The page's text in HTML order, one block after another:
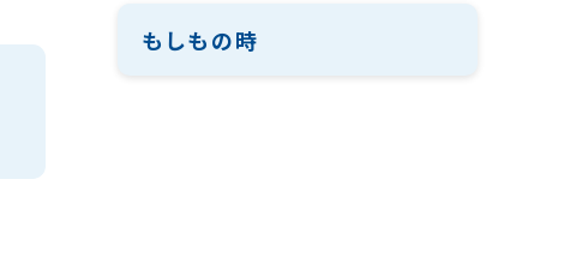
もしもの時